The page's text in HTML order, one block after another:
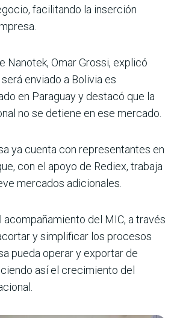
facilitando la inserción
Nanotek, Omar Grossi, explicó
enviado a Bolivia es
en Paraguay y destacó que la
no se detiene en ese mercado.
ya cuenta con representantes en
con el apoyo de Rediex, trabaja
mercados adicionales.
acompañamiento del MIC, a través
y simplificar los procesos
pueda operar y exportar de
así el crecimiento del